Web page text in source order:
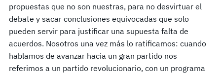
propuestas que no son nuestras, para no desvirtuar el
debate y sacar conclusiones equivocadas que solo
pueden servir para justificar una supuesta falta de
acuerdos. Nosotros una vez más lo ratificamos: cuando
hablamos de avanzar hacia un gran partido nos
referimos a un partido revolucionario, con un programa